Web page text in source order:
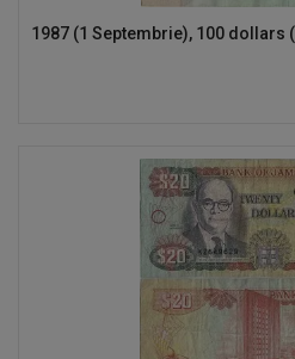
1987 (1 Septembrie), 100 dollars